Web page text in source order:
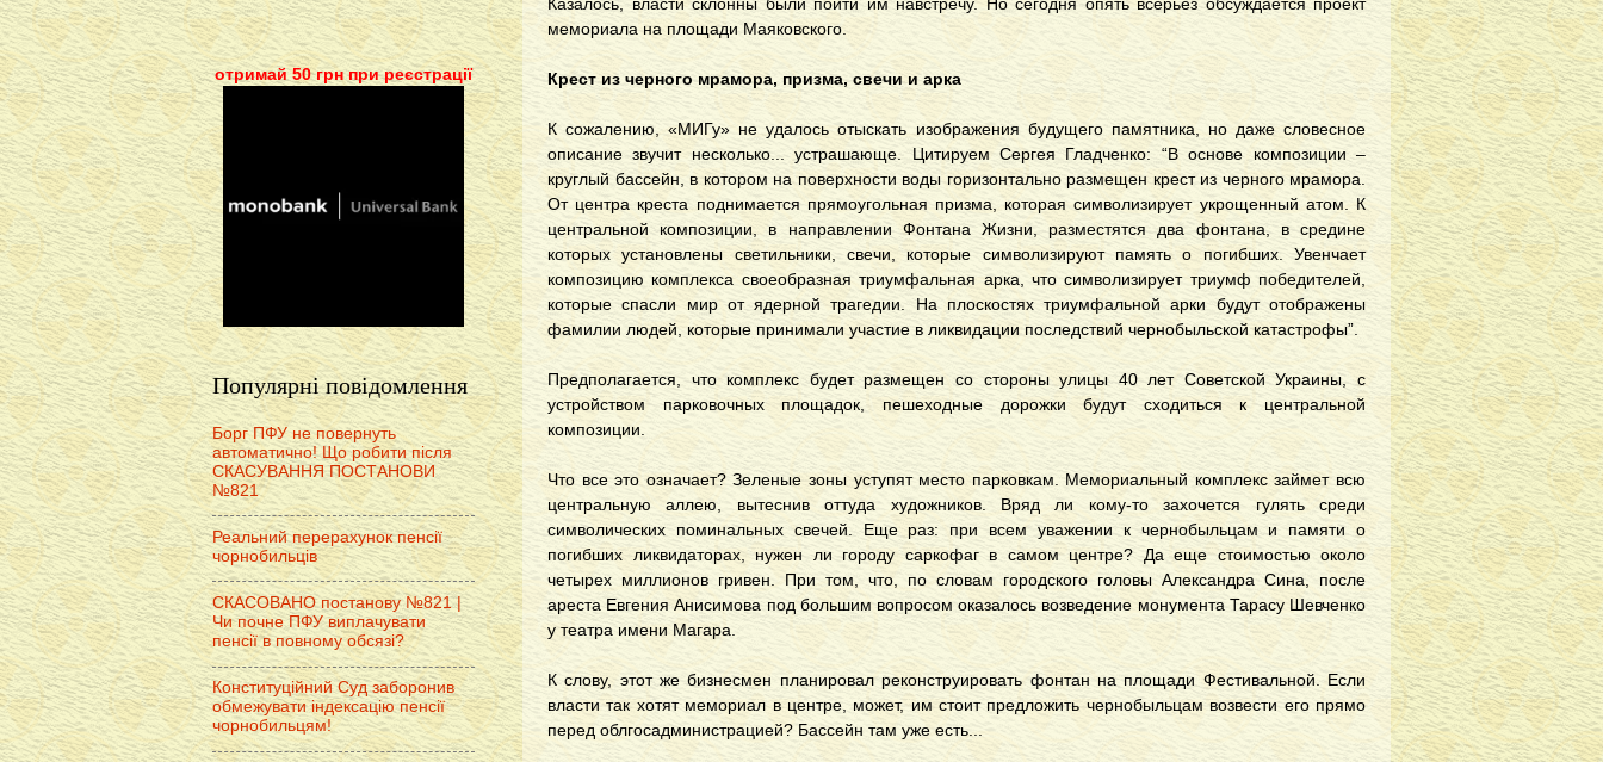
Казалось, власти склонны были пойти им навстречу. Но сегодня опять всерьез обсуждается проект
мемориала на площади Маяковского.
Крест из черного мрамора, призма, свечи и арка
К сожалению, «МИГу» не удалось отыскать изображения будущего памятника, но даже словесное
описание звучит несколько... устрашающе. Цитируем Сергея Гладченко: “В основе композиции –
круглый бассейн, в котором на поверхности воды горизонтально размещен крест из черного мрамора.
От центра креста поднимается прямоугольная призма, которая символизирует укрощенный атом. К
центральной композиции, в направлении Фонтана Жизни, разместятся два фонтана, в средине
которых установлены светильники, свечи, которые символизируют память о погибших. Увенчает
композицию комплекса своеобразная триумфальная арка, что символизирует триумф победителей,
которые спасли мир от ядерной трагедии. На плоскостях триумфальной арки будут отображены
фамилии людей, которые принимали участие в ликвидации последствий чернобыльской катастрофы”.
Предполагается, что комплекс будет размещен со стороны улицы 40 лет Советской Украины, с
устройством парковочных площадок, пешеходные дорожки будут сходиться к центральной
композиции.
Что все это означает? Зеленые зоны уступят место парковкам. Мемориальный комплекс займет всю
центральную аллею, вытеснив оттуда художников. Вряд ли кому-то захочется гулять среди
символических поминальных свечей. Еще раз: при всем уважении к чернобыльцам и памяти о
погибших ликвидаторах, нужен ли городу саркофаг в самом центре? Да еще стоимостью около
четырех миллионов гривен. При том, что, по словам городского головы Александра Сина, после
ареста Евгения Анисимова под большим вопросом оказалось возведение монумента Тарасу Шевченко
у театра имени Магара.
К слову, этот же бизнесмен планировал реконструировать фонтан на площади Фестивальной. Если
власти так хотят мемориал в центре, может, им стоит предложить чернобыльцам возвести его прямо
перед облгосадминистрацией? Бассейн там уже есть...
отримай 50 грн при реєстрації
Популярні повідомлення
Борг ПФУ не повернуть
автоматично! Що робити після
СКАСУВАННЯ ПОСТАНОВИ
№821
Реальний перерахунок пенсії
чорнобильців
СКАСОВАНО постанову №821 |
Чи почне ПФУ виплачувати
пенсії в повному обсязі?
Конституційний Суд заборонив
обмежувати індексацію пенсії
чорнобильцям!